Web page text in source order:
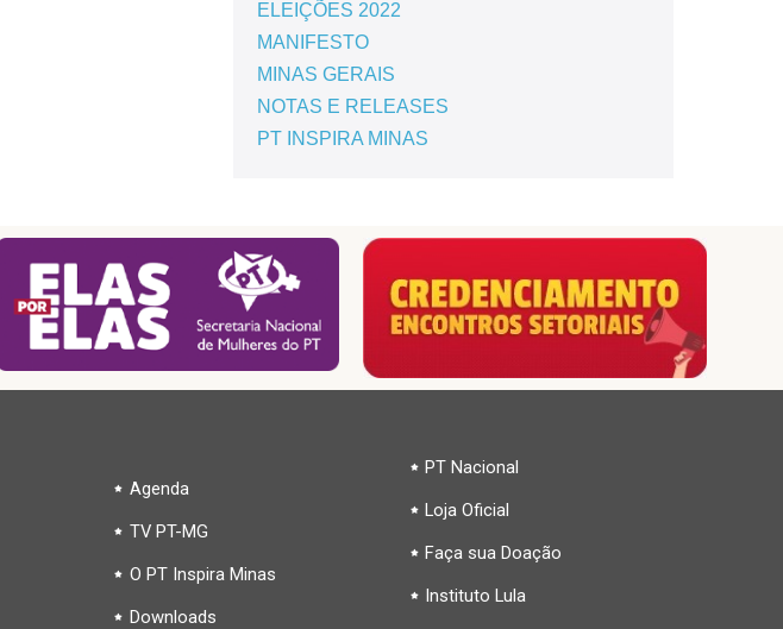
ELEIÇÕES 2022
MANIFESTO
MINAS GERAIS
NOTAS E RELEASES
PT INSPIRA MINAS
Agenda
TV PT-MG
O PT Inspira Minas
Downloads
PT Nacional
Loja Oficial
Faça sua Doação
Instituto Lula